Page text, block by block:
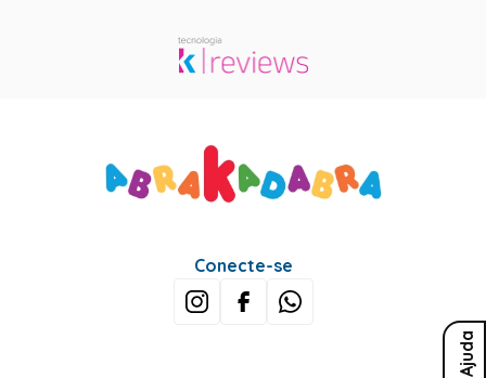
Ajuda
Conecte-se